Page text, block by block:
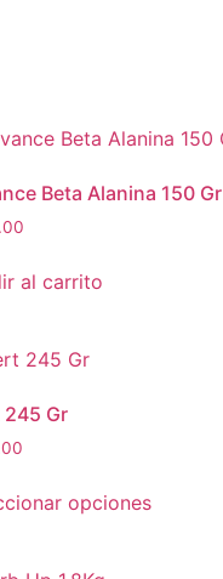
Beta Alanina 150 Gr
al carrito
Gr
opciones